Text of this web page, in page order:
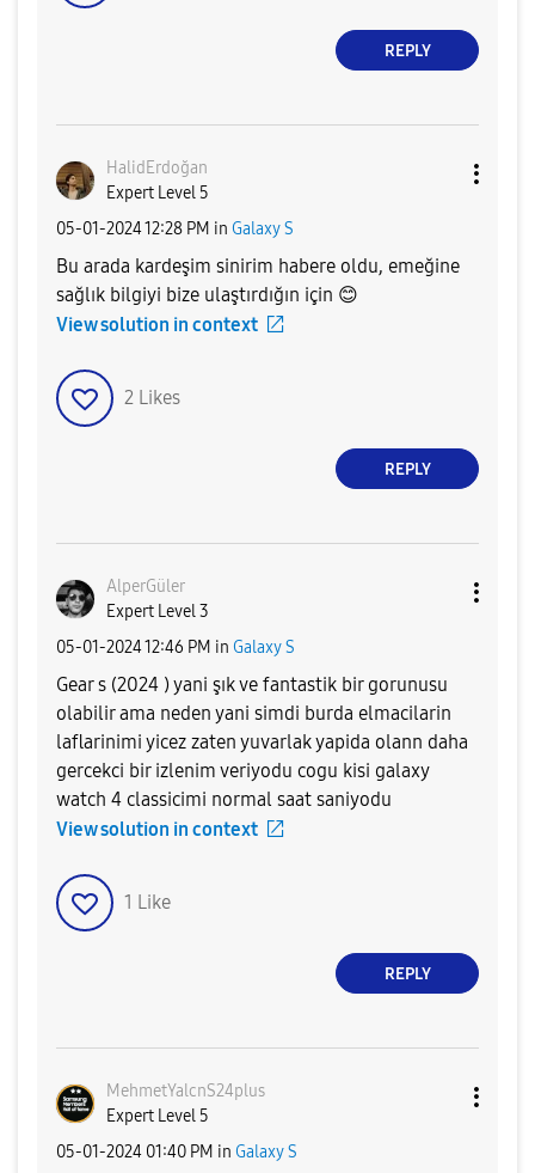
REPLY
HalidErdoğan
Expert Level 5
‎05-01-202412:28 PM in Galaxy S
Bu arada kardeşim sinirim habere oldu, emeğine
sağlık bilgiyi bize ulaştırdığın için 😊
View solution in context
2 Likes
REPLY
AlperGüler
Expert Level 3
‎05-01-202412:46 PM in Galaxy S
Gear s (2024 ) yani şık ve fantastik bir gorunusu
olabilir ama neden yani simdi burda elmacilarin
laflarinimi yicez zaten yuvarlak yapida olann daha
gercekci bir izlenim veriyodu cogu kisi galaxy
watch 4 classicimi normal saat saniyodu
View solution in context
1 Like
REPLY
MehmetYalcnS24plus
Expert Level 5
‎05-01-2024 01:40 PM in Galaxy S